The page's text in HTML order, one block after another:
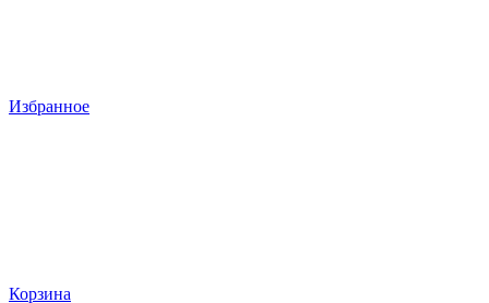
Избранное
Корзина